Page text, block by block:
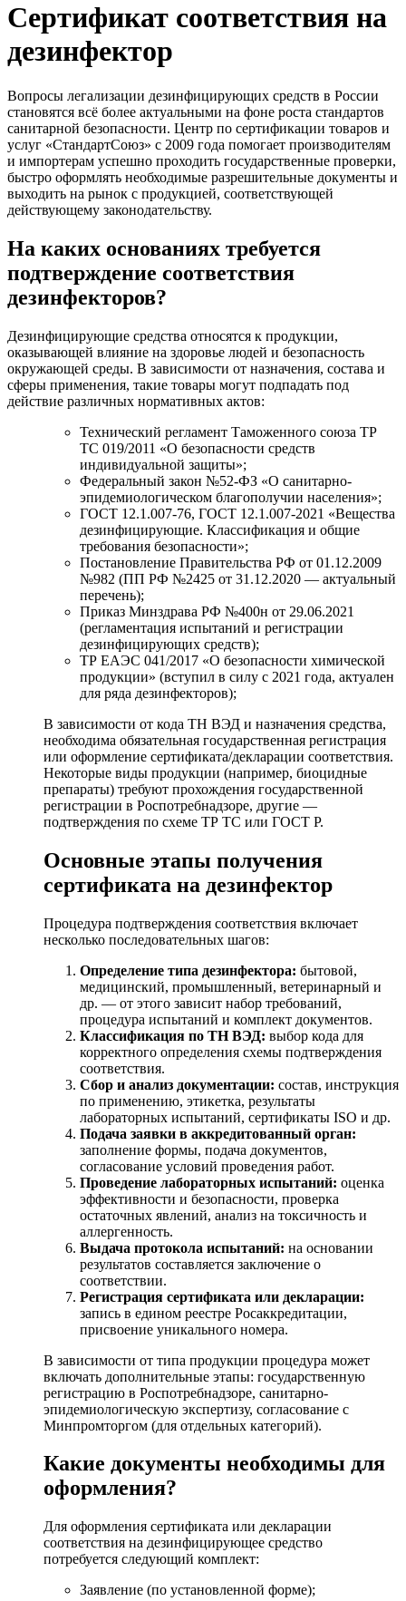
Сертификат соответствия на
дезинфектор
Вопросы легализации дезинфицирующих средств в России
становятся всё более актуальными на фоне роста стандартов
санитарной безопасности. Центр по сертификации товаров и
услуг «СтандартСоюз» с 2009 года помогает производителям
и импортерам успешно проходить государственные проверки,
быстро оформлять необходимые разрешительные документы и
выходить на рынок с продукцией, соответствующей
действующему законодательству.
На каких основаниях требуется
подтверждение соответствия
дезинфекторов?
Дезинфицирующие средства относятся к продукции,
оказывающей влияние на здоровье людей и безопасность
окружающей среды. В зависимости от назначения, состава и
сферы применения, такие товары могут подпадать под
действие различных нормативных актов:
Технический регламент Таможенного союза ТР
ТС 019/2011 «О безопасности средств
индивидуальной защиты»;
Федеральный закон №52-ФЗ «О санитарно-
эпидемиологическом благополучии населения»;
ГОСТ 12.1.007-76, ГОСТ 12.1.007-2021 «Вещества
дезинфицирующие. Классификация и общие
требования безопасности»;
Постановление Правительства РФ от 01.12.2009
№982 (ПП РФ №2425 от 31.12.2020 — актуальный
перечень);
Приказ Минздрава РФ №400н от 29.06.2021
(регламентация испытаний и регистрации
дезинфицирующих средств);
ТР ЕАЭС 041/2017 «О безопасности химической
продукции» (вступил в силу с 2021 года, актуален
для ряда дезинфекторов);
В зависимости от кода ТН ВЭД и назначения средства,
необходима обязательная государственная регистрация
или оформление сертификата/декларации соответствия.
Некоторые виды продукции (например, биоцидные
препараты) требуют прохождения государственной
регистрации в Роспотребнадзоре, другие —
подтверждения по схеме ТР ТС или ГОСТ Р.
Основные этапы получения
сертификата на дезинфектор
Процедура подтверждения соответствия включает
несколько последовательных шагов:
Определение типа дезинфектора: бытовой,
медицинский, промышленный, ветеринарный и
др. — от этого зависит набор требований,
процедура испытаний и комплект документов.
Классификация по ТН ВЭД: выбор кода для
корректного определения схемы подтверждения
соответствия.
Сбор и анализ документации: состав, инструкция
по применению, этикетка, результаты
лабораторных испытаний, сертификаты ISO и др.
Подача заявки в аккредитованный орган:
заполнение формы, подача документов,
согласование условий проведения работ.
Проведение лабораторных испытаний: оценка
эффективности и безопасности, проверка
остаточных явлений, анализ на токсичность и
аллергенность.
Выдача протокола испытаний: на основании
результатов составляется заключение о
соответствии.
Регистрация сертификата или декларации:
запись в едином реестре Росаккредитации,
присвоение уникального номера.
В зависимости от типа продукции процедура может
включать дополнительные этапы: государственную
регистрацию в Роспотребнадзоре, санитарно-
эпидемиологическую экспертизу, согласование с
Минпромторгом (для отдельных категорий).
Какие документы необходимы для
оформления?
Для оформления сертификата или декларации
соответствия на дезинфицирующее средство
потребуется следующий комплект:
Заявление (по установленной форме);